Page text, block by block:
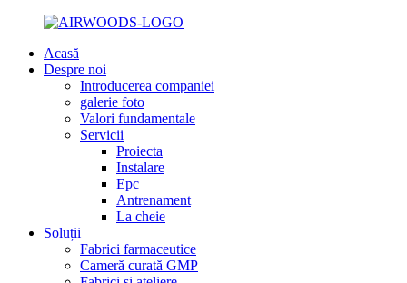
Acasă
Despre noi
Introducerea companiei
galerie foto
Valori fundamentale
Servicii
Proiecta
Instalare
Epc
Antrenament
La cheie
Soluții
Fabrici farmaceutice
Cameră curată GMP